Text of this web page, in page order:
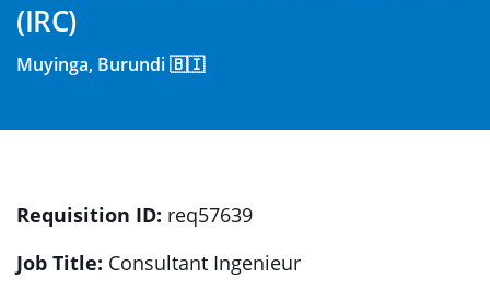
(IRC)
Muyinga, Burundi 🇧🇮
Requisition ID: req57639
Job Title: Consultant Ingenieur